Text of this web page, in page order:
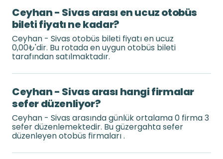
Ceyhan - Sivas arası en ucuz otobüs
bileti fiyatı ne kadar?
Ceyhan - Sivas otobüs bileti fiyatı en ucuz
0,00₺'dir. Bu rotada en uygun otobüs bileti
tarafından satılmaktadır.
Ceyhan - Sivas arası hangi firmalar
sefer düzenliyor?
Ceyhan - Sivas arasında günlük ortalama 0 firma 3
sefer düzenlemektedir. Bu güzergahta sefer
düzenleyen otobüs firmaları .